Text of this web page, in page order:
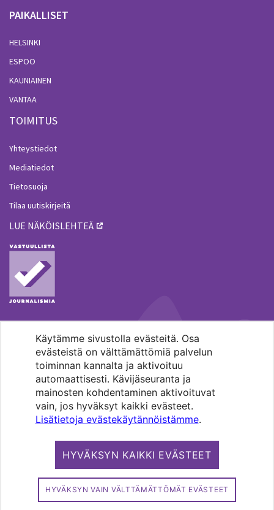
Käytämme sivustolla evästeitä. Osa
evästeistä on välttämättömiä palvelun
toiminnan kannalta ja aktivoituu
automaattisesti. Kävijäseuranta ja
mainosten kohdentaminen aktivoituvat
vain, jos hyväksyt kaikki evästeet.
Lisätietoja evästekäytännöistämme.
HYVÄKSYN KAIKKI EVÄSTEET
HYVÄKSYN VAIN VÄLTTÄMÄTTÖMÄT EVÄSTEET
PAIKALLISET
HELSINKI
ESPOO
KAUNIAINEN
VANTAA
TOIMITUS
Yhteystiedot
Mediatiedot
Tietosuoja
Tilaa uutiskirjeitä
LUE NÄKÖISLEHTEÄ
MENOHAKU
Pääkaupunkiseudun evankelis-
luterilaisten seurakuntien media.
Copyright 2026. Kirkko ja kaupunki. All
rights reserved.